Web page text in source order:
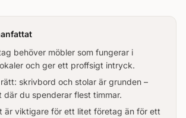
behöver möbler som fungerar i
och ger ett proffsigt intryck.
skrivbord och stolar är grunden –
där du spenderar flest timmar.
är viktigare för ett litet företag än för ett